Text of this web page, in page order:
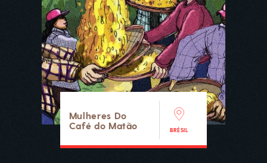
Mulheres Do
Café do Matão
BRÉSIL